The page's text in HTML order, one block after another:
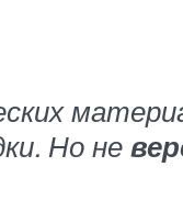
Но не